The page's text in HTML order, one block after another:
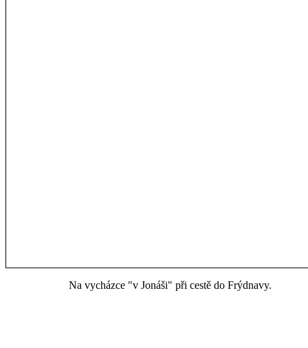
Na vycházce "v Jonáši" při cestě do Frýdnavy.